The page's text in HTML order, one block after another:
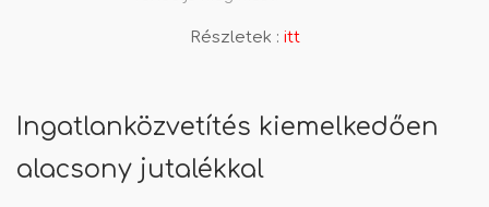
Részletek : itt
Ingatlanközvetítés kiemelkedően
alacsony jutalékkal